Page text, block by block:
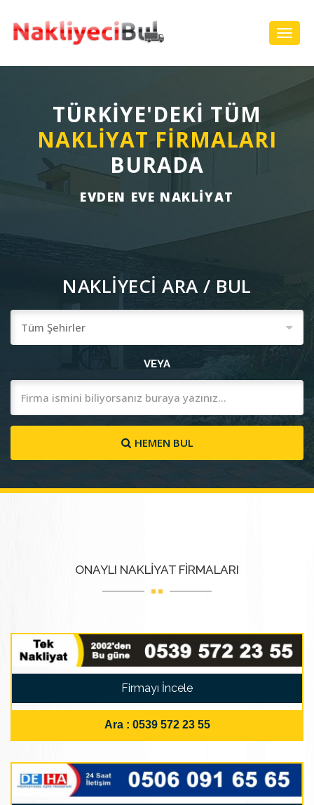
TÜRKİYE'DEKİ TÜM
NAKLİYAT FİRMALARI
BURADA
EVDEN EVE NAKLIYAT
NAKLİYECİ ARA / BUL
VEYA
HEMEN BUL
ONAYLI NAKLİYAT FİRMALARI
Firmayı İncele
Ara : 0539 572 23 55